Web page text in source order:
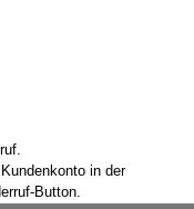
in der
Button.